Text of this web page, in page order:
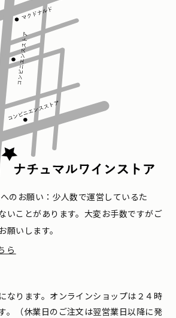
のお願い：少人数で運営しているた
いことがあります。大変お手数ですがご
願いします。
ら
なります。オンラインショップは２４時
。（休業日のご注文は翌営業日以降に発